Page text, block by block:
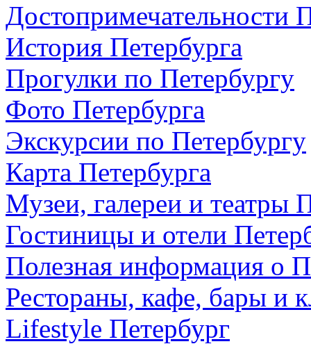
Достопримечательности
История Петербурга
Прогулки по Петербургу
Фото Петербурга
Экскурсии по Петербургу
Карта Петербурга
Музеи, галереи и театры
Гостиницы и отели
Полезная информация о
Рестораны, кафе, бары и
Lifestyle Петербург